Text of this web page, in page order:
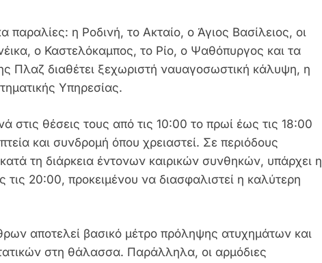
παραλίες: η Ροδινή, το Ακταίο, ο Άγιος Βασίλειος, οι
ο Καστελόκαμπος, το Ρίο, ο Ψαθόπυργος και τα
Πλαζ διαθέτει ξεχωριστή ναυαγοσωστική κάλυψη, η
Υπηρεσίας.
στις θέσεις τους από τις 10:00 το πρωί έως τις 18:00
και συνδρομή όπου χρειαστεί. Σε περιόδους
τη διάρκεια έντονων καιρικών συνθηκών, υπάρχει η
20:00, προκειμένου να διασφαλιστεί η καλύτερη
αποτελεί βασικό μέτρο πρόληψης ατυχημάτων και
στη θάλασσα. Παράλληλα, οι αρμόδιες